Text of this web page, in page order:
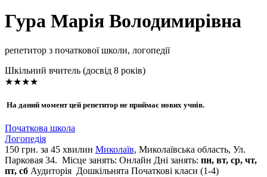
Гура Марія Володимирівна
репетитор з початкової школи, логопедії
Шкільний вчитель (досвід 8 років)
★★★★
На даний момент цей репетитор не приймає нових учнів.
Початкова школа
Логопедія
150 грн. за 45 хвилин Миколаїв, Миколаївська область, Ул.
Парковая 34. Місце занять: Онлайн Дні занять: пн, вт, ср, чт,
пт, сб Аудиторія Дошкільнята Початкові класи (1-4)